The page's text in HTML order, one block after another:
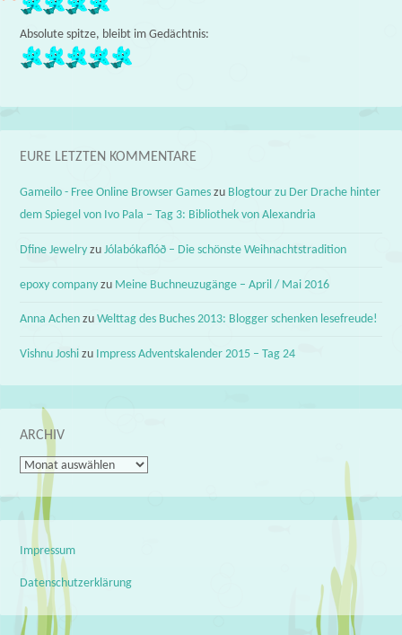
Absolute spitze, bleibt im Gedächtnis:
EURE LETZTEN KOMMENTARE
Gameilo - Free Online Browser Games zu Blogtour zu Der Drache hinter
dem Spiegel von Ivo Pala – Tag 3: Bibliothek von Alexandria
Dfine Jewelry zuJólabókaflóð – Die schönste Weihnachtstradition
epoxy company zu Meine Buchneuzugänge – April / Mai 2016
Anna Achen zuWelttag des Buches 2013: Blogger schenken lesefreude!
Vishnu Joshi zu Impress Adventskalender 2015 – Tag 24
ARCHIV
Archiv
Impressum
Datenschutzerklärung